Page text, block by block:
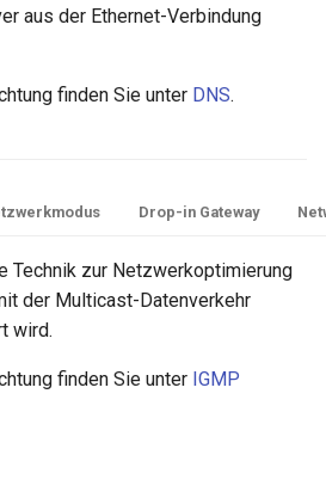
aus der Ethernet-Verbindung
finden Sie unter DNS.
Drop-in Gateway
Technik zur Netzwerkoptimierung
der Multicast-Datenverkehr
wird.
finden Sie unter IGMP